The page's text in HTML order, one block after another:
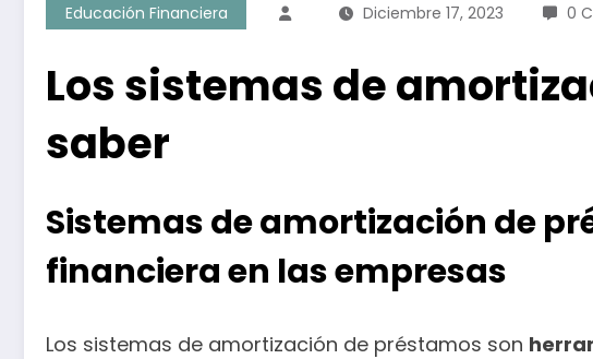
Educación Financiera Diciembre 17, 2023 0
Los sistemas de
saber
Sistemas de amortización de
financiera en las empresas
Los sistemas de amortización de préstamos son